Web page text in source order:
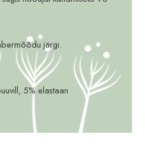
järgi.
5% elastaan